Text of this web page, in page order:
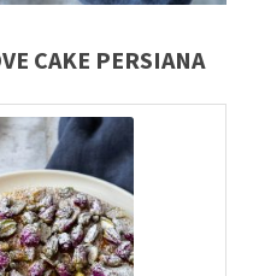
CAKE PERSIANA